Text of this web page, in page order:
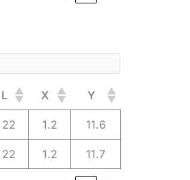
L X Y
22 1.2 11.6
22 1.2 11.7